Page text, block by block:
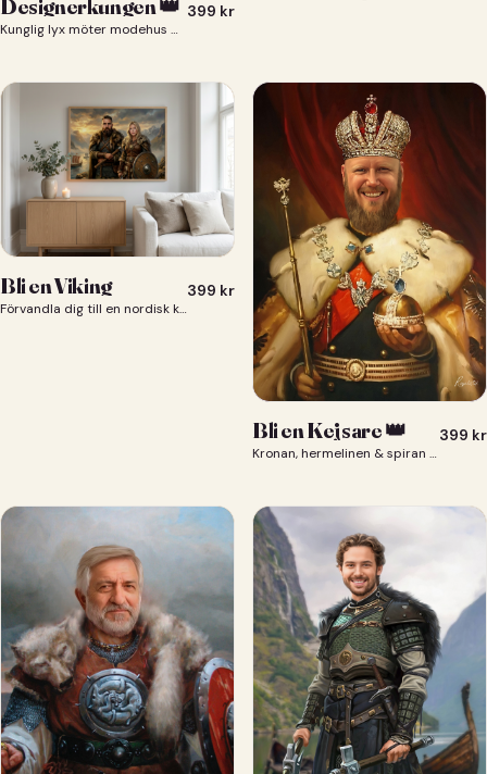
Designerkungen 👑
Kunglig lyx möter modehus — du som designerkung 👑
399 kr
Bli en Viking
Förvandla dig till en nordisk krigare i ett episkt vikingaporträtt.
399 kr
Bli en Kejsare 👑
Kronan, hermelinen & spiran — du som kejsare 👑
399 kr